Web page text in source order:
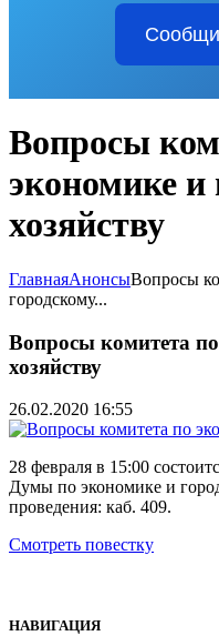
Вопросы
экономике и
хозяйству
ГлавнаяАнонсыВопросы
городскому...
Вопросы комитета
хозяйству
26.02.2020 16:55
28 февраля в 15:00
Думы по экономике и
проведения: каб. 409.
Смотреть повестку
НАВИГАЦИЯ